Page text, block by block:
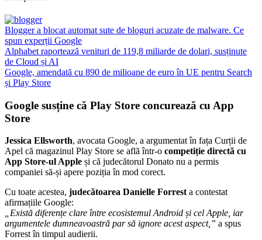
Blogger a blocat automat sute de bloguri acuzate de malware. Ce
spun experții Google
Alphabet raportează venituri de 119,8 miliarde de dolari, susținute
de Cloud și AI
Google, amendată cu 890 de milioane de euro în UE pentru Search
și Play Store
Google susține că Play Store concurează cu App
Store
Jessica Ellsworth, avocata Google, a argumentat în fața Curții de
Apel că magazinul Play Store se află într-o competiție directă cu
App Store-ul Apple și că judecătorul Donato nu a permis
companiei să-și apere poziția în mod corect.
Cu toate acestea, judecătoarea Danielle Forrest a contestat
afirmațiile Google:
„Există diferențe clare între ecosistemul Android și cel Apple, iar
argumentele dumneavoastră par să ignore acest aspect,” a spus
Forrest în timpul audierii.